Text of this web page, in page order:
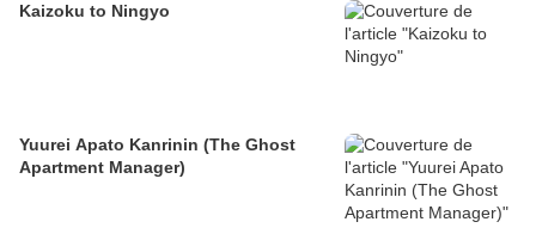
Kaizoku to Ningyo
Yuurei Apato Kanrinin (The Ghost
Apartment Manager)